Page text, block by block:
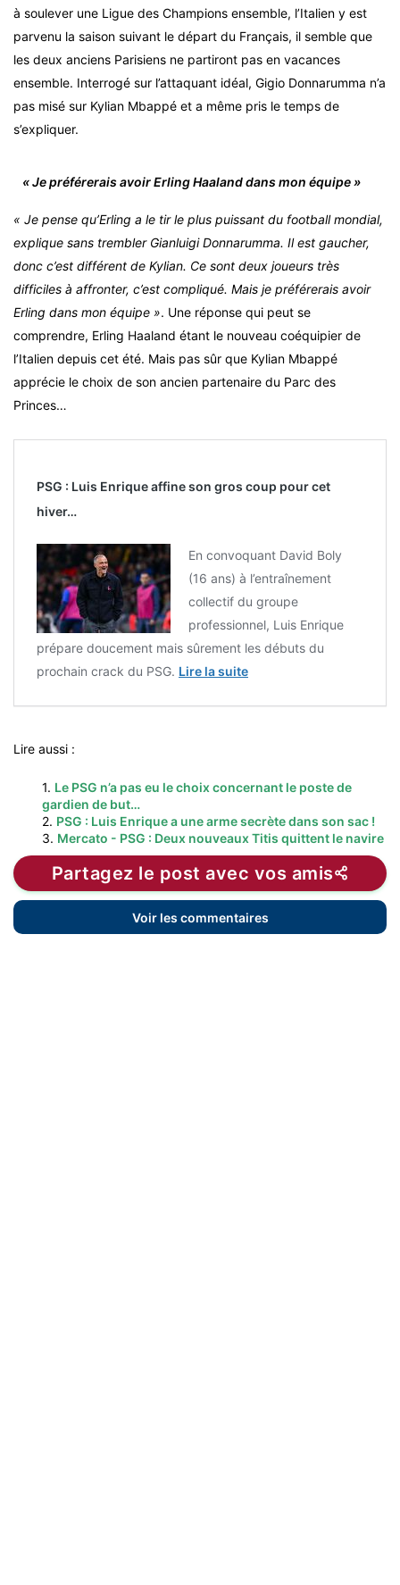
à soulever une Ligue des Champions ensemble, l’Italien y est
parvenu la saison suivant le départ du Français, il semble que
les deux anciens Parisiens ne partiront pas en vacances
ensemble. Interrogé sur l’attaquant idéal, Gigio Donnarumma n’a
pas misé sur Kylian Mbappé et a même pris le temps de
s’expliquer.
« Je préférerais avoir Erling Haaland dans mon équipe »
« Je pense qu’Erling a le tir le plus puissant du football mondial,
explique sans trembler Gianluigi Donnarumma. Il est gaucher,
donc c’est différent de Kylian. Ce sont deux joueurs très
difficiles à affronter, c’est compliqué. Mais je préférerais avoir
Erling dans mon équipe ». Une réponse qui peut se
comprendre, Erling Haaland étant le nouveau coéquipier de
l’Italien depuis cet été. Mais pas sûr que Kylian Mbappé
apprécie le choix de son ancien partenaire du Parc des
Princes…
PSG : Luis Enrique affine son gros coup pour cet
hiver…
En convoquant David Boly
(16 ans) à l’entraînement
collectif du groupe
professionnel, Luis Enrique
prépare doucement mais sûrement les débuts du
prochain crack du PSG. Lire la suite
Lire aussi :
1. Le PSG n’a pas eu le choix concernant le poste de
gardien de but…
2. PSG : Luis Enrique a une arme secrète dans son sac !
3. Mercato - PSG : Deux nouveaux Titis quittent le navire
Partagez le post avec vos amis
Voir les commentaires